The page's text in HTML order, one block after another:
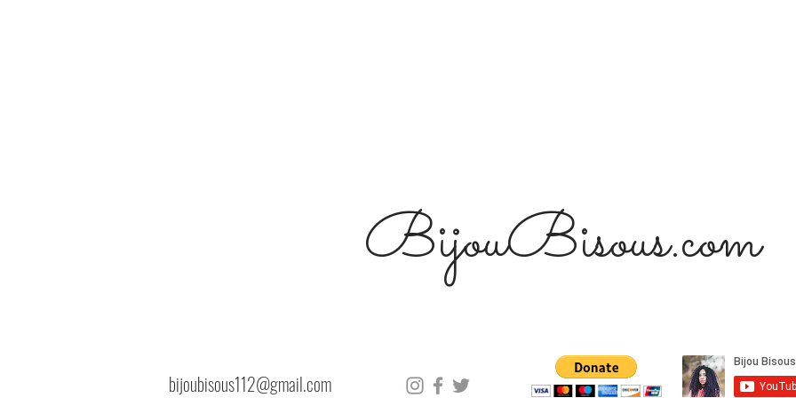
BijouBisous.com
bijoubisous112@gmail.com